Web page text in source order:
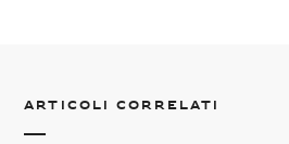
Articoli correlati